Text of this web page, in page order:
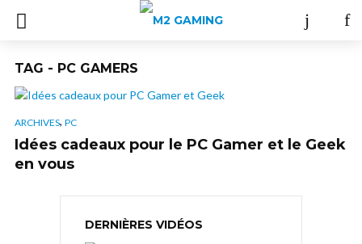
TAG - PC GAMERS
ARCHIVES, PC
Idées cadeaux pour le PC Gamer et le Geek
en vous
DERNIÈRES VIDÉOS